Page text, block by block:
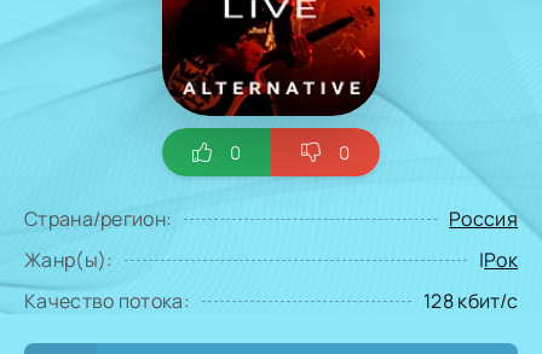
0 0
Страна/регион:
Россия
Жанр(ы):
|Рок
Качество потока:
128 кбит/с